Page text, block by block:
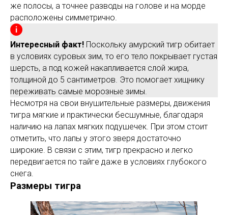
же полосы, а точнее разводы на голове и на морде
расположены симметрично.
Интересный факт! Поскольку амурский тигр обитает
в условиях суровых зим, то его тело покрывает густая
шерсть, а под кожей накапливается слой жира,
толщиной до 5 сантиметров. Это помогает хищнику
переживать самые морозные зимы.
Несмотря на свои внушительные размеры, движения
тигра мягкие и практически бесшумные, благодаря
наличию на лапах мягких подушечек. При этом стоит
отметить, что лапы у этого зверя достаточно
широкие. В связи с этим, тигр прекрасно и легко
передвигается по тайге даже в условиях глубокого
снега.
Размеры тигра